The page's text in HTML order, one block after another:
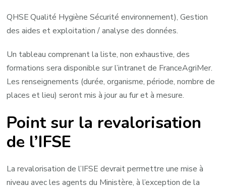
QHSE Qualité Hygiène Sécurité environnement), Gestion
des aides et exploitation / analyse des données.
Un tableau comprenant la liste, non exhaustive, des
formations sera disponible sur l’intranet de FranceAgriMer.
Les renseignements (durée, organisme, période, nombre de
places et lieu) seront mis à jour au fur et à mesure.
Point sur la revalorisation
de l’IFSE
La revalorisation de l’IFSE devrait permettre une mise à
niveau avec les agents du Ministère, à l’exception de la